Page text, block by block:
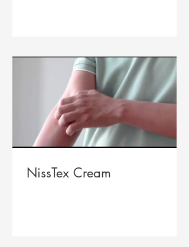
NissTex Cream